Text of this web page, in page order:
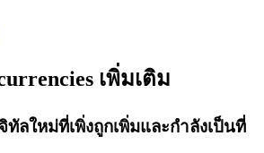
ะยาวและผลประโยชน์ที่ยืดหยุ่น
เพิ่มเติม
ทัลใหม่ที่เพิ่งถูกเพิ่มและกำลังเป็นที่